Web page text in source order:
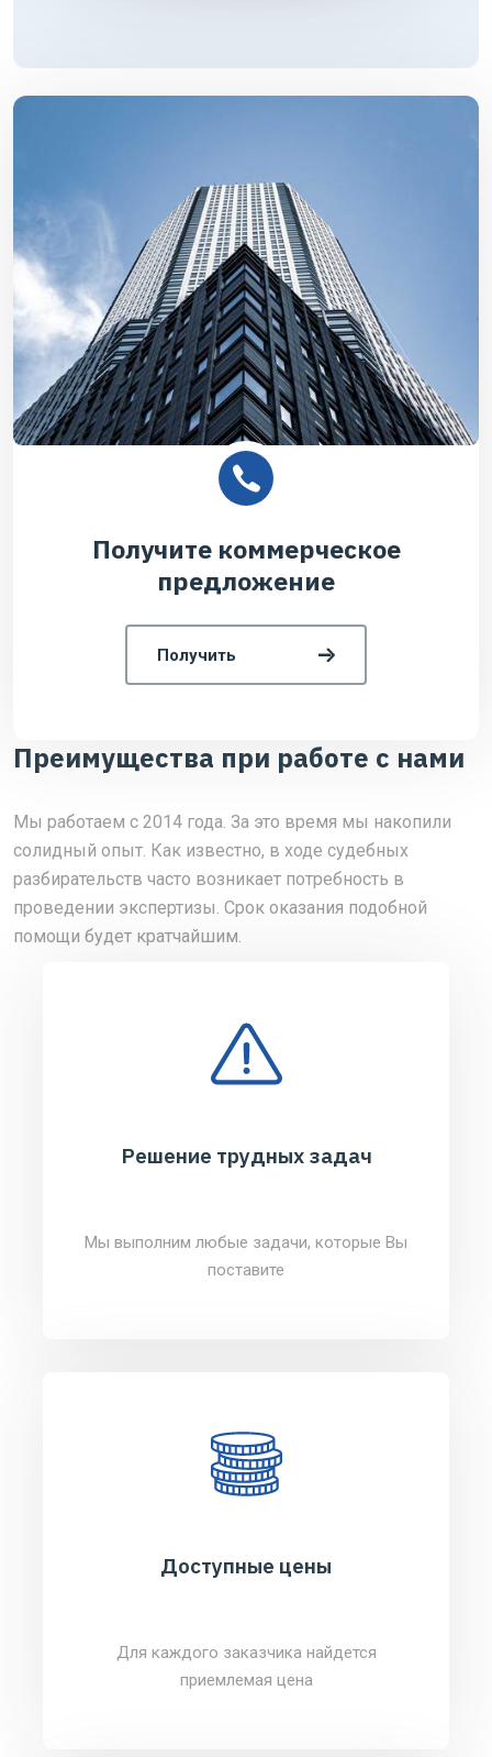
Получите коммерческое
предложение
Получить
Преимущества при работе с нами
Мы работаем с 2014 года. За это время мы накопили
солидный опыт. Как известно, в ходе судебных
разбирательств часто возникает потребность в
проведении экспертизы. Срок оказания подобной
помощи будет кратчайшим.
Решение трудных задач
Мы выполним любые задачи, которые Вы
поставите
Доступные цены
Для каждого заказчика найдется
приемлемая цена